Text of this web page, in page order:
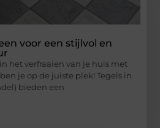
voor een stijlvol en
het verfraaien van je huis met
je op de juiste plek! Tegels in
bieden een